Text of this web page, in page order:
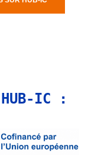
HUB-IC :